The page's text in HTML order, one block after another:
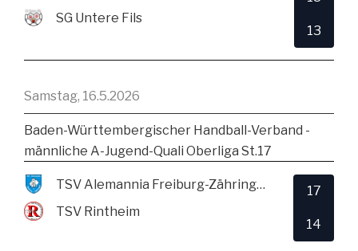
SG Untere Fils
13
Samstag, 16.5.2026
Baden-Württembergischer Handball-Verband -
männliche A-Jugend-Quali Oberliga St.17
TSV Alemannia Freiburg-Zähringen
TSV Rintheim
17
14